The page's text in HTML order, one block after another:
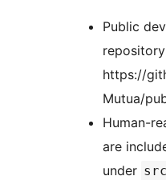
Public
https://
Mutua/
Human-
are
under